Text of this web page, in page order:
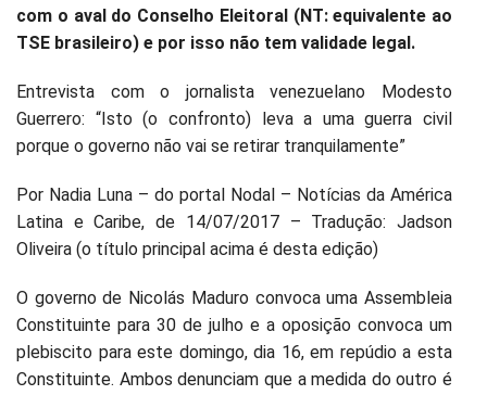
com o aval do Conselho Eleitoral (NT: equivalente ao
TSE brasileiro) e por isso não tem validade legal.
Entrevista com o jornalista venezuelano Modesto
Guerrero: “Isto (o confronto) leva a uma guerra civil
porque o governo não vai se retirar tranquilamente”
Por Nadia Luna – do portal Nodal – Notícias da América
Latina e Caribe, de 14/07/2017 – Tradução: Jadson
Oliveira (o título principal acima é desta edição)
O governo de Nicolás Maduro convoca uma Assembleia
Constituinte para 30 de julho e a oposição convoca um
plebiscito para este domingo, dia 16, em repúdio a esta
Constituinte. Ambos denunciam que a medida do outro é